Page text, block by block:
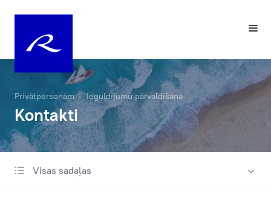
Privātpersonām Ieguldījumu pārvaldīšana
Kontakti
Visas sadaļas
Investēšanas pieeja